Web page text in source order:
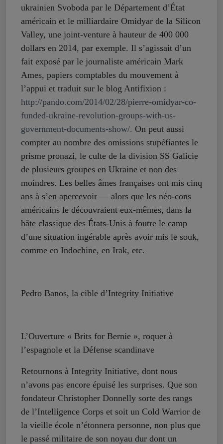
ukrainien Svoboda par le Département d’État
américain et le milliardaire Omidyar de la Silicon
Valley, une joint-venture à hauteur de 400 000
dollars en 2014, par exemple. Il s’agissait d’un
fait exposé par le journaliste américain Mark
Ames, papiers comptables du mouvement à
l’appui et traduit sur le blog Antifixion :
http://pando.com/2014/02/28/pierre-omidyar-co-
funded-ukraine-revolution-groups-with-us-
government-documents-show/. On peut aussi
compter au nombre des omissions stupéfiantes le
prisme pronazi, le culte de la division SS Galicie
de plusieurs groupes en Ukraine et non des
moindres. Les belles âmes françaises ont mis cinq
ans à s’en apercevoir — alors que les néo-cons
américains le découvraient eux-mêmes, dans la
hâte classique des États-Unis à foutre le camp
d’une situation ingérable après avoir mis le souk,
comme en Indochine, en Irak, etc.
Pedro Banos, la cible d’Integrity Initiative
L’Ouverture « Brits for Bernie », roquer à
l’espagnole et la Défense scandinave
Retournons à Integrity Initiative, dont nous
n’avons pas encore épuisé les surprises. Que son
fondateur Christopher Donnelly sorte des rangs
de l’Intelligence Corps et soit un Cold Warrior de
la vieille école n’étonnera personne, non plus que
le passé militaire de son noyau dur dont un